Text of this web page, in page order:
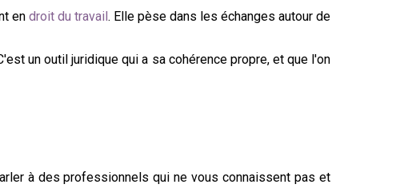
en droit du travail. Elle pèse dans les échanges autour de
un outil juridique qui a sa cohérence propre, et que l'on
à des professionnels qui ne vous connaissent pas et